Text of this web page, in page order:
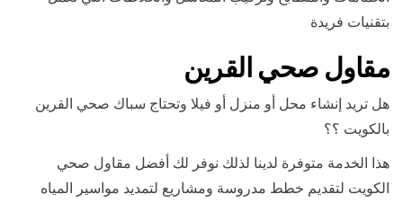
بتقنيات فريدة
مقاول صحي القرين
هل تريد إنشاء محل أو منزل أو فيلا وتحتاج سباك صحي القرين
بالكويت ؟؟
هذا الخدمة متوفرة لدينا لذلك نوفر لك أفضل مقاول صحي
الكويت لتقديم خطط مدروسة ومشاريع لتمديد مواسير المياه